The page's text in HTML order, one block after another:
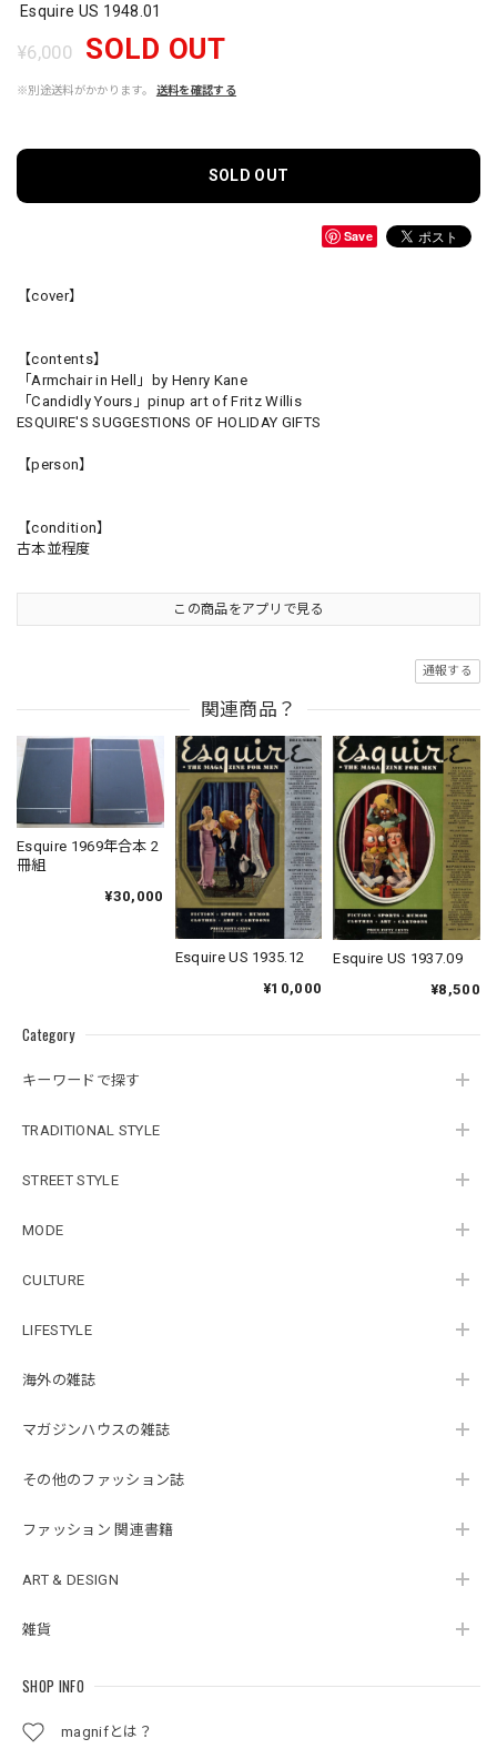
Category
キーワードで探す
TRADITIONAL STYLE
STREET STYLE
MODE
CULTURE
LIFESTYLE
海外の雑誌
マガジンハウスの雑誌
その他のファッション誌
ファッション 関連書籍
ART & DESIGN
雑貨
SHOP INFO
magnifとは？
Esquire US 1948.01
¥6,000 SOLD OUT
※別途送料がかかります。 送料を確認する
SOLD OUT
Save
【cover】
【contents】
「Armchair in Hell」by Henry Kane
「Candidly Yours」pinup art of Fritz Willis
ESQUIRE'S SUGGESTIONS OF HOLIDAY GIFTS
【person】
【condition】
古本並程度
この商品をアプリで見る
通報する
関連商品？
Esquire 1969年合本 2
冊組
¥30,000
Esquire US 1935.12
¥10,000
Esquire US 1937.09
¥8,500